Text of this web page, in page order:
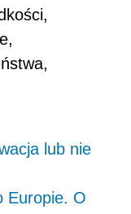
lub nie
Europie. O